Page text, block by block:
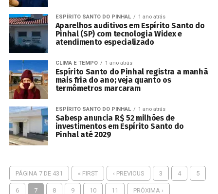
ESPÍRITO SANTO DO PINHAL 1 ano atrás
Aparelhos auditivos em Espírito Santo do
Pinhal (SP) com tecnologia Widex e
atendimento especializado
CLIMA E TEMPO 1 ano atrás
Espírito Santo do Pinhal registra a manhã
mais fria do ano; veja quanto os
termômetros marcaram
ESPÍRITO SANTO DO PINHAL 1 ano atrás
Sabesp anuncia R$ 52 milhões de
investimentos em Espírito Santo do
Pinhal até 2029
PÁGINA 7 DE 431 « FIRST ‹ PREVIOUS 3 4 5
6 7 8 9 10 11 PRÓXIMA ›